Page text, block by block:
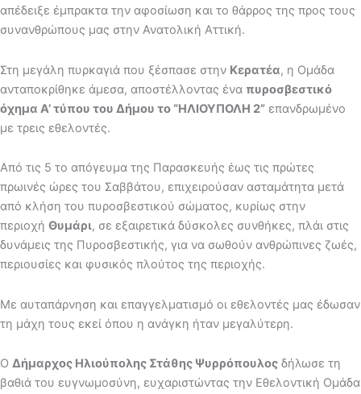
απέδειξε έμπρακτα την αφοσίωση και το θάρρος της προς τους
συνανθρώπους μας στην Ανατολική Αττική.
Στη μεγάλη πυρκαγιά που ξέσπασε στην Κερατέα, η Ομάδα
ανταποκρίθηκε άμεσα, αποστέλλοντας ένα πυροσβεστικό
όχημα Α’ τύπου του Δήμου το “ΗΛΙΟΥΠΟΛΗ 2” επανδρωμένο
με τρεις εθελοντές.
Από τις 5 το απόγευμα της Παρασκευής έως τις πρώτες
πρωινές ώρες του Σαββάτου, επιχειρούσαν ασταμάτητα μετά
από κλήση του πυροσβεστικού σώματος, κυρίως στην
περιοχή Θυμάρι, σε εξαιρετικά δύσκολες συνθήκες, πλάι στις
δυνάμεις της Πυροσβεστικής, για να σωθούν ανθρώπινες ζωές,
περιουσίες και φυσικός πλούτος της περιοχής.
Με αυταπάρνηση και επαγγελματισμό οι εθελοντές μας έδωσαν
τη μάχη τους εκεί όπου η ανάγκη ήταν μεγαλύτερη.
Ο Δήμαρχος Ηλιούπολης Στάθης Ψυρρόπουλος δήλωσε τη
βαθιά του ευγνωμοσύνη, ευχαριστώντας την Εθελοντική Ομάδα